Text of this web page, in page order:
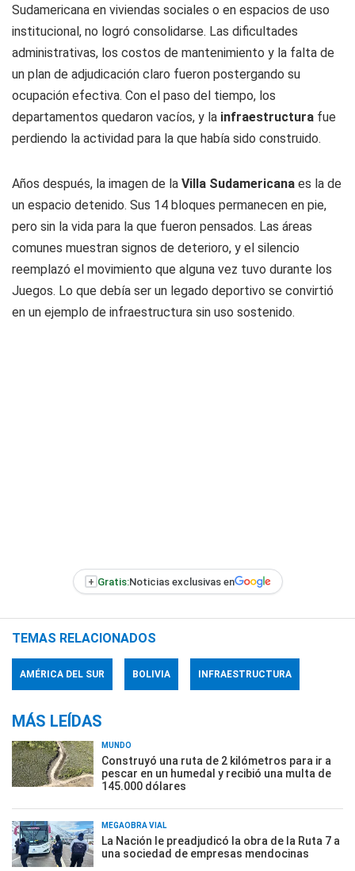
Sudamericana en viviendas sociales o en espacios de uso
institucional, no logró consolidarse. Las dificultades
administrativas, los costos de mantenimiento y la falta de
un plan de adjudicación claro fueron postergando su
ocupación efectiva. Con el paso del tiempo, los
departamentos quedaron vacíos, y la infraestructura fue
perdiendo la actividad para la que había sido construido.
Años después, la imagen de la Villa Sudamericana es la de
un espacio detenido. Sus 14 bloques permanecen en pie,
pero sin la vida para la que fueron pensados. Las áreas
comunes muestran signos de deterioro, y el silencio
reemplazó el movimiento que alguna vez tuvo durante los
Juegos. Lo que debía ser un legado deportivo se convirtió
en un ejemplo de infraestructura sin uso sostenido.
+ Gratis:Noticias exclusivas en
TEMAS RELACIONADOS
AMÉRICA DEL SUR BOLIVIA INFRAESTRUCTURA
MÁS LEÍDAS
MUNDO
Construyó una ruta de 2 kilómetros para ir a
pescar en un humedal y recibió una multa de
145.000 dólares
MEGAOBRA VIAL
La Nación le preadjudicó la obra de la Ruta 7 a
una sociedad de empresas mendocinas